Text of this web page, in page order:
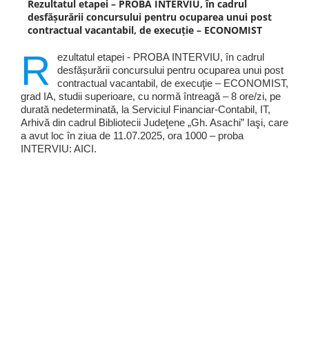
Rezultatul etapei – PROBA INTERVIU, în cadrul
desfășurării concursului pentru ocuparea unui post
contractual vacantabil, de execuţie – ECONOMIST
R
ezultatul etapei - PROBA INTERVIU, în cadrul
desfășurării concursului pentru ocuparea unui post
contractual vacantabil, de execuţie – ECONOMIST,
grad IA, studii superioare, cu normă întreagă – 8 ore/zi, pe
durată nedeterminată, la Serviciul Financiar-Contabil, IT,
Arhivă din cadrul Bibliotecii Judeţene „Gh. Asachi” Iaşi, care
a avut loc în ziua de 11.07.2025, ora 1000 – proba
INTERVIU: AICI.